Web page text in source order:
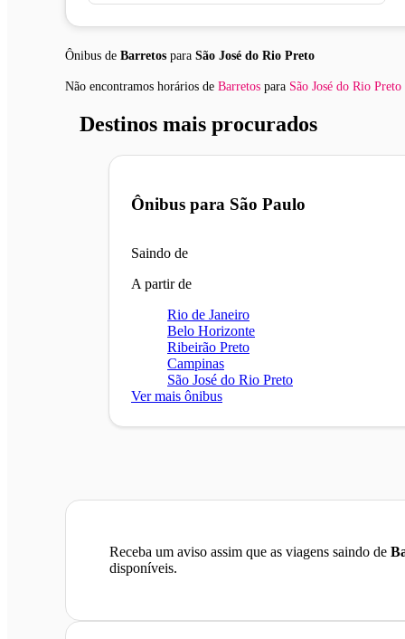
Ônibus de Barretos para São José do Rio Preto
Não encontramos horários de Barretos para São José do Rio Preto
Destinos mais procurados
Ônibus para São Paulo
Saindo de
A partir de
Rio de Janeiro
Belo Horizonte
Ribeirão Preto
Campinas
São José do Rio Preto
Ver mais ônibus
Receba um aviso assim que as viagens saindo de
disponíveis.